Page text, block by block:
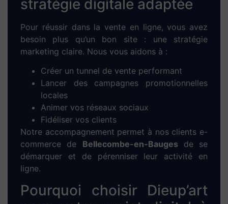
Un site sans trafic est un site invisible. C’est
pourquoi nous intégrons une stratégie de
référencement naturel(SEO) dès la création
du site. Nos actions clés :
Recherche demots-clés locauxpertinents
pour Bellecombe-en-Bauges
Optimisation des balises HTML (title, h1-
h2, meta-description, etc.)
Création decontenus uniques
engageants
Optimisation des performances techniques
et mobiles
Notre objectif : faire remonter votre site dans
locales liées à votre activité.